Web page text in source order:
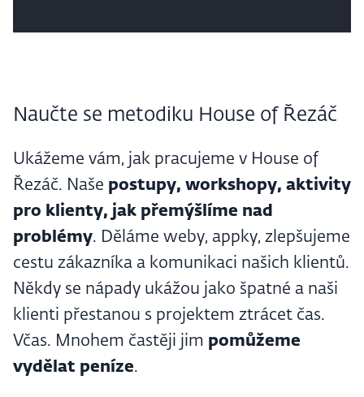
Naučte se metodiku House of Řezáč
Ukážeme vám, jak pracujeme v House of
Řezáč. Naše postupy, workshopy, aktivity
pro klienty, jak přemýšlíme nad
problémy. Děláme weby, appky, zlepšujeme
cestu zákazníka a komunikaci našich klientů.
Někdy se nápady ukážou jako špatné a naši
klienti přestanou s projektem ztrácet čas.
Včas. Mnohem častěji jim pomůžeme
vydělat peníze.